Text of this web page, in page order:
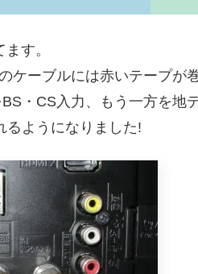
す。
ケーブルには赤いテープが
・CS入力、もう一方を地
るようになりました!